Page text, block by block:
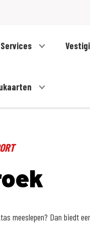
Services
meeslepen? Dan biedt